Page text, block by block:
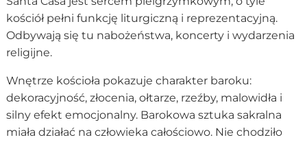
kościół pełni funkcję liturgiczną i reprezentacyjną.
Odbywają się tu nabożeństwa, koncerty i wydarzenia
religijne.
Wnętrze kościoła pokazuje charakter baroku:
dekoracyjność, złocenia, ołtarze, rzeźby, malowidła i
silny efekt emocjonalny. Barokowa sztuka sakralna
miała działać na człowieka całościowo. Nie chodziło